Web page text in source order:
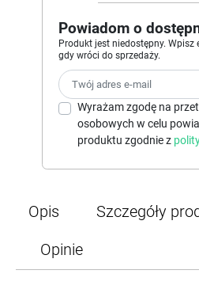
Powiadom o
Produkt jest niedostępny.
gdy wróci do sprzedaży.
Wyrażam zgodę na
osobowych w celu
produktu zgodnie z
Opis
Szczegóły
Opinie